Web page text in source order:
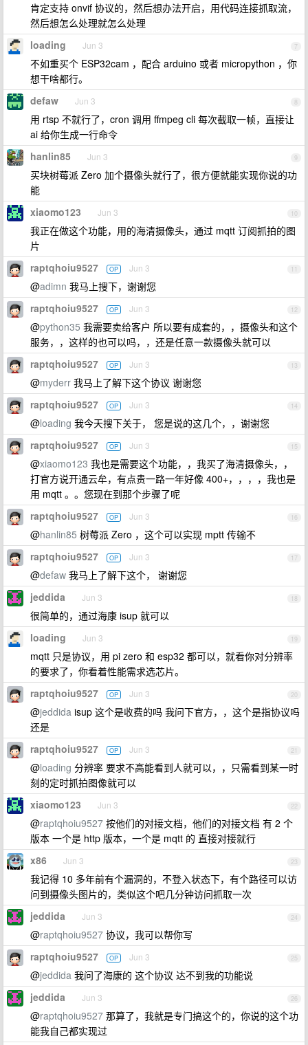
肯定支持 onvif 协议的，然后想办法开启，用代码连接抓取流，
然后想怎么处理就怎么处理
7
loading Jun 3
不如重买个 ESP32cam ，配合 arduino 或者 micropython ，你
想干啥都行。
8
defaw Jun 3
用 rtsp 不就行了，cron 调用 ffmpeg cli 每次截取一帧，直接让
ai 给你生成一行命令
9
hanlin85 Jun 3
买块树莓派 Zero 加个摄像头就行了，很方便就能实现你说的功
能
10
xiaomo123 Jun 3
我正在做这个功能，用的海清摄像头，通过 mqtt 订阅抓拍的图
片
11
raptqhoiu9527 OP Jun 3
@adimn 我马上搜下，谢谢您
12
raptqhoiu9527 OP Jun 3
@python35 我需要卖给客户 所以要有成套的，，摄像头和这个
服务，，这样的也可以吗，，还是任意一款摄像头就可以
13
raptqhoiu9527 OP Jun 3
@myderr 我马上了解下这个协议 谢谢您
14
raptqhoiu9527 OP Jun 3
@loading 我今天搜下关于， 您是说的这几个，，谢谢您
15
raptqhoiu9527 OP Jun 3
@xiaomo123 我也是需要这个功能，，我买了海清摄像头，，
打官方说开通云牟，有点贵一路一年好像 400+，，，，我也是
用 mqtt 。。您现在到那个步骤了呢
16
raptqhoiu9527 OP Jun 3
@hanlin85 树莓派 Zero ，这个可以实现 mptt 传输不
17
raptqhoiu9527 OP Jun 3
@defaw 我马上了解下这个， 谢谢您
18
jeddida Jun 3
很简单的，通过海康 isup 就可以
19
loading Jun 3
mqtt 只是协议，用 pi zero 和 esp32 都可以，就看你对分辨率
的要求了，你看着性能需求选芯片。
20
raptqhoiu9527 OP Jun 3
@jeddida isup 这个是收费的吗 我问下官方，，这个是指协议吗
还是
21
raptqhoiu9527 OP Jun 3
@loading 分辨率 要求不高能看到人就可以，，只需看到某一时
刻的定时抓拍图像就可以
22
xiaomo123 Jun 3
@raptqhoiu9527 按他们的对接文档，他们的对接文档 有 2 个
版本 一个是 http 版本，一个是 mqtt 的 直接对接就行
23
x86 Jun 3
我记得 10 多年前有个漏洞的，不登入状态下，有个路径可以访
问到摄像头图片的，类似这个吧几分钟访问抓取一次
24
jeddida Jun 3
@raptqhoiu9527 协议，我可以帮你写
25
raptqhoiu9527 OP Jun 3
@jeddida 我问了海康的 这个协议 达不到我的功能说
26
jeddida Jun 3
@raptqhoiu9527 那算了，我就是专门搞这个的，你说的这个功
能我自己都实现过